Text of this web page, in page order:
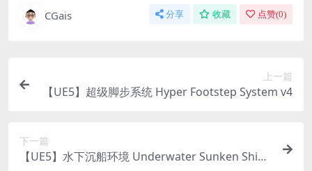
CGais 分享 收藏 点赞(0)
上一篇
【UE5】超级脚步系统 Hyper Footstep System v4
下一篇
【UE5】水下沉船环境 Underwater Sunken Ship